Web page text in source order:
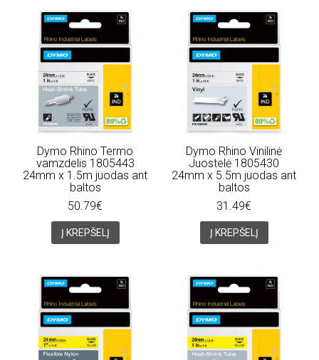
Dymo Rhino Termo
vamzdelis 1805443
24mm x 1.5m juodas ant
baltos
50.79€
Į KREPŠELĮ
Dymo Rhino Vinilinė
Juostelė 1805430
24mm x 5.5m juodas ant
baltos
31.49€
Į KREPŠELĮ